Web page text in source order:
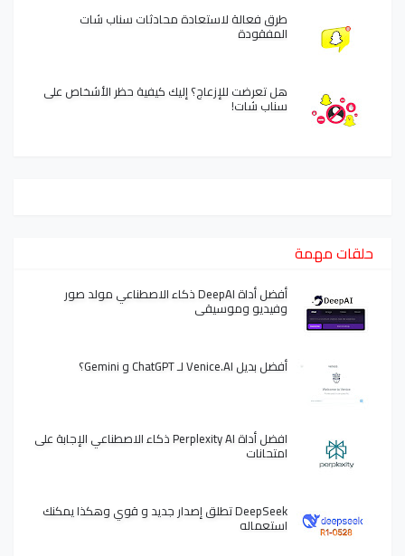
طرق فعالة لاستعادة محادثات سناب شات
المفقودة
هل تعرضت للإزعاج؟ إليك كيفية حظر الأشخاص على
سناب شات!
حلقات مهمة
أفضل أداة DeepAI ذكاء الاصطناعي مولد صور
وفيديو وموسيقى
أفضل بديل Venice.AI لـ ChatGPT و Gemini؟
افضل أداة Perplexity AI ذكاء الاصطناعي الإجابة على
امتحانات
DeepSeek تطلق إصدار جديد و قوي وهكذا يمكنك
استعماله